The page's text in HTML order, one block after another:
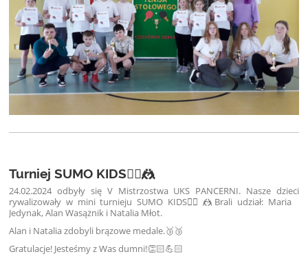
Turniej SUMO KIDS🤼‍♀️🤼
24.02.2024 odbyły się V Mistrzostwa UKS PANCERNI. Nasze dzieci
rywalizowały w mini turnieju SUMO KIDS🤼‍♀️🤼 Brali udział: Maria
Jedynak, Alan Wasążnik i Natalia Młot.
Alan i Natalia zdobyli brązowe medale.🥉🥉
Gratulacje! Jesteśmy z Was dumni!👏🏻💪🏻